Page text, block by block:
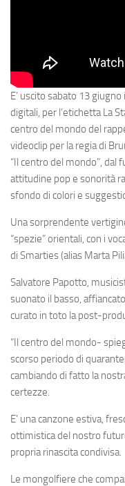
E’ uscito sabato 13 giugno
digitali, per l’etichettaLa
centro del mondo del
videoclip per la regia di
“Il centro del mondo”, dal
attitudine pop e sonorità
sfondo di colori e
Una sorprendente
“spezie” orientali, con i
di Smarties(alias Marta
Salvatore Papotto,
suonato il basso,
curato in toto la post-
“Il centro del mondo-
scorso periodo di
cambiando di fatto la
certezze.
E’ una canzone estiva,
ottimistica del nostro
propria rinascita condivisa.
Le mongolfiere che